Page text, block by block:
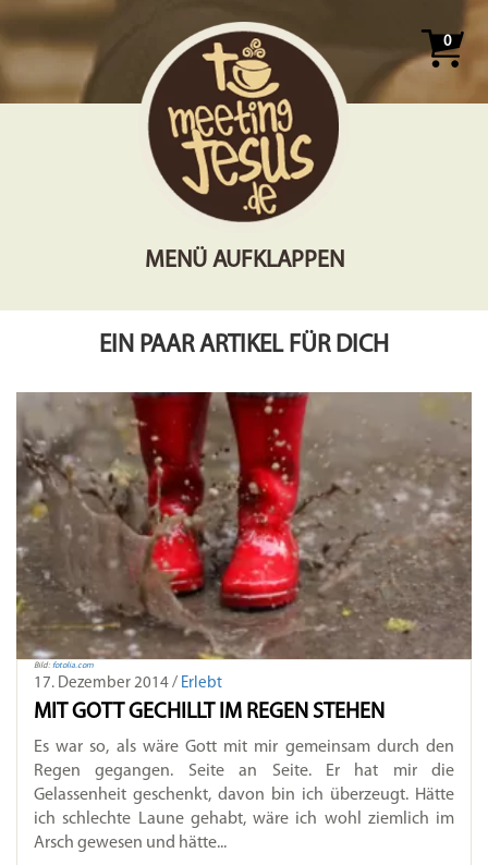
0
MENÜ AUFKLAPPEN
EIN PAAR ARTIKEL FÜR DICH
Bild: fotolia.com
17. Dezember 2014 / Erlebt
MIT GOTT GECHILLT IM REGEN STEHEN
Es war so, als wäre Gott mit mir gemeinsam durch den
Regen gegangen. Seite an Seite. Er hat mir die
Gelassenheit geschenkt, davon bin ich überzeugt. Hätte
ich schlechte Laune gehabt, wäre ich wohl ziemlich im
Arsch gewesen und hätte...